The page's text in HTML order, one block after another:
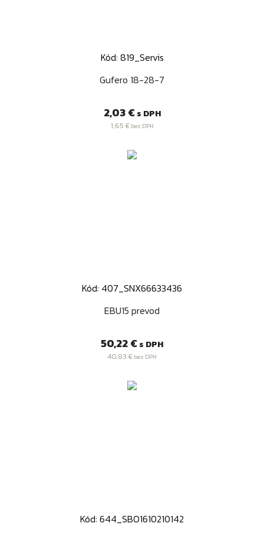
Kód: 819_Servis
Gufero 18-28-7
Cena
2,03 € s DPH
1,65 €bez DPH
Kód: 407_SNX66633436
EBU15 prevod
Cena
50,22 € s DPH
40,83 € bez DPH
Kód: 644_SBO1610210142